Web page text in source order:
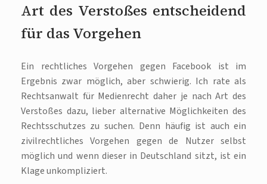
Art des Verstoßes entscheidend
für das Vorgehen
Ein rechtliches Vorgehen gegen Facebook ist im
Ergebnis zwar möglich, aber schwierig. Ich rate als
Rechtsanwalt für Medienrecht daher je nach Art des
Verstoßes dazu, lieber alternative Möglichkeiten des
Rechtsschutzes zu suchen. Denn häufig ist auch ein
zivilrechtliches Vorgehen gegen de Nutzer selbst
möglich und wenn dieser in Deutschland sitzt, ist ein
Klage unkompliziert.